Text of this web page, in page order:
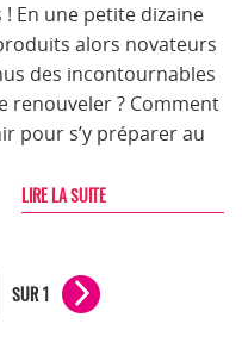
En une petite dizaine
alors novateurs
des incontournables
renouveler ? Comment
pour s’y préparer au
LIRE LA SUITE
SUR 1